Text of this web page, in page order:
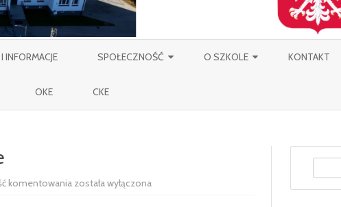
to
SPOŁECZNOŚĆ
NAUCZYCIELE
PODSTAWOWEJ NR 2 W
O SZKOLE
100-LECIE SZKOŁY
KONTAKT
OKE CKE
komentowania Wizyta
została wyłączona